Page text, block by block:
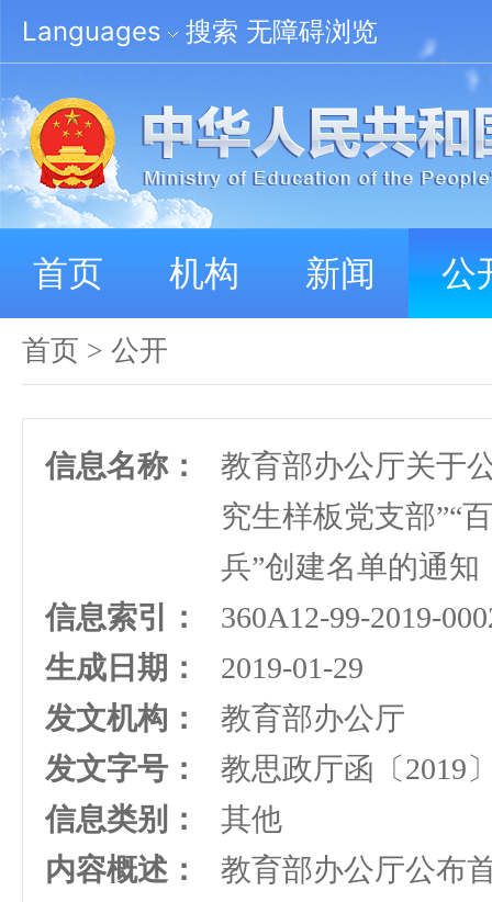
Languages 搜索 无障碍浏览
首页 机构 新闻 公
首页 > 公开
信息名称：
教育部办公厅关于
究生样板党支部”“
兵”创建名单的通知
信息索引：
360A12-99-2019-
生成日期：
2019-01-29
发文机构：
教育部办公厅
发文字号：
教思政厅函〔2019
信息类别：
其他
内容概述：
教育部办公厅公布